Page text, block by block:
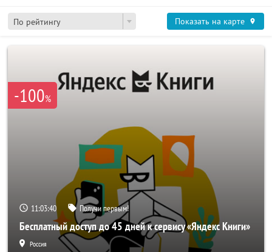
По рейтингу Показать на карте
-100%
11:03:39 Получи первым!
Бесплатный доступ до 45 дней к сервису «Яндекс Книги»
Россия